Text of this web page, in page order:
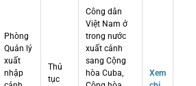
Phòng
Quản lý
xuất
nhập
Thủ
tục
Công dân
Việt Nam ở
trong nước
xuất cảnh
sang Cộng
hòa Cuba,
Xem